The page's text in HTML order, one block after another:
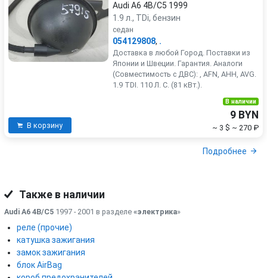
Audi A6 4B/C5 1999
1.9 л., TDi, бензин
седан
054129808, .
Доставка в любой Город. Поставки из
Японии и Швеции. Гарантия. Аналоги
(Совместимость с ДВС): , AFN, AHH, AVG.
1.9 TDI. 110 Л. С. (81 кВт.).
В корзину
В наличии
9 BYN
~ 3 $ ~ 270 ₽
Подробнее
Также в наличии
Audi A6 4B/C5 1997 - 2001 в разделе «электрика»
реле (прочие)
катушка зажигания
замок зажигания
блок AirBag